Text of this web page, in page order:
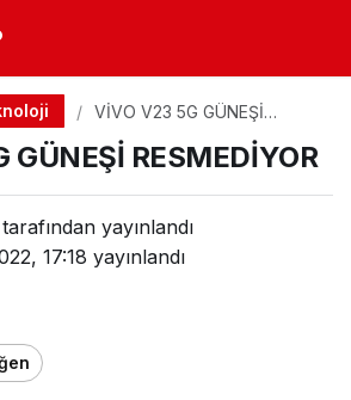
VİVO V23 5G GÜNEŞİ
GÜNEŞİ RESMEDİYOR
tarafından yayınlandı
17:18 yayınlandı